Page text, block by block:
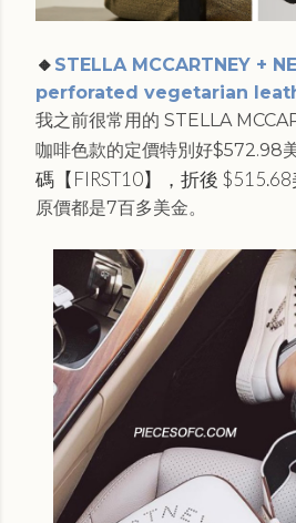
🔸 STELLA MCCARTNEY +
perforated vegetarian
我之前很常用的 STELLA
咖啡色款的定價特別好$572.98
碼【FIRST10】，折後 $515.68
原價都是7百多美金。